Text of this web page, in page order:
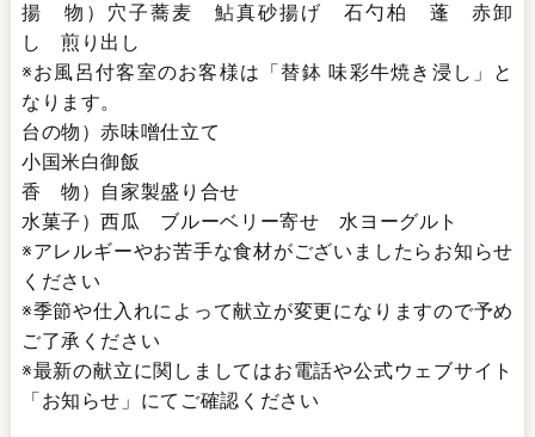
揚 物）穴子蕎麦 鮎真砂揚げ 石勺柏 蓬 赤卸
し 煎り出し
※お風呂付客室のお客様は「替鉢 味彩牛焼き浸し」と
なります。
台の物）赤味噌仕立て
小国米白御飯
香 物）自家製盛り合せ
水菓子）西瓜 ブルーベリー寄せ 水ヨーグルト
※アレルギーやお苦手な食材がございましたらお知らせ
ください
※季節や仕入れによって献立が変更になりますので予め
ご了承ください
※最新の献立に関しましてはお電話や公式ウェブサイト
「お知らせ」にてご確認ください